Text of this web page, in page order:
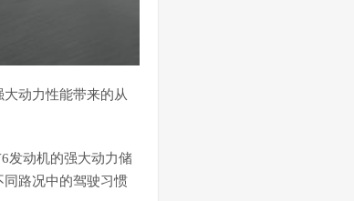
动力性能带来的从
发动机的强大动力储
路况中的驾驶习惯